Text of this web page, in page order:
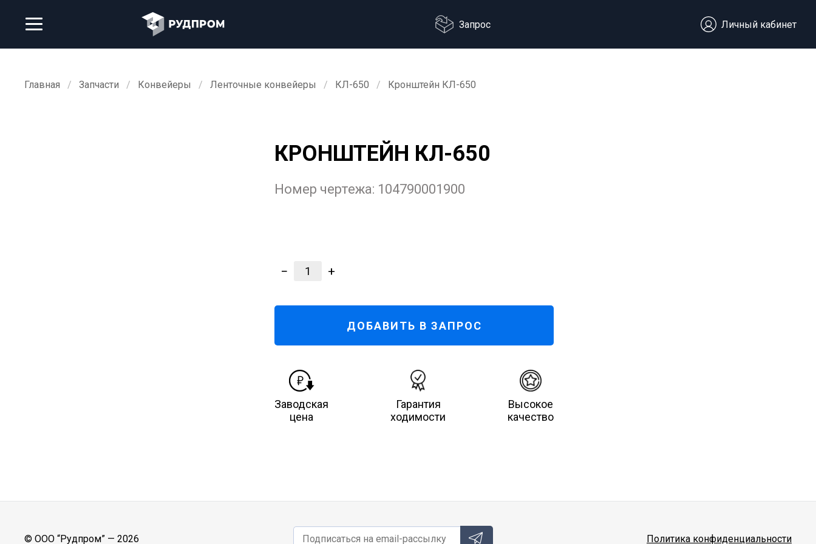
Запрос Личный кабинет
Главная Запчасти Конвейеры Ленточные конвейеры КЛ-650 Кронштейн КЛ-650
КРОНШТЕЙН КЛ-650
Номер чертежа: 104790001900
− 1 +
ДОБАВИТЬ В ЗАПРОС
Заводская
цена
Гарантия
ходимости
Высокое
качество
© ООО “Рудпром” — 2026 Политика конфиденциальности